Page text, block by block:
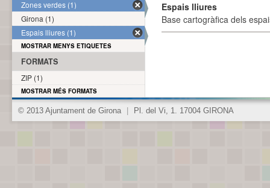
Espais lliures
Base cartogràfica dels
Zones verdes (1)
Girona (1)
Espais lliures (1)
MOSTRAR MENYS ETIQUETES
FORMATS
ZIP (1)
MOSTRAR MÉS FORMATS
© 2013 Ajuntament de Girona Pl. del Vi, 1. 17004 GIRONA